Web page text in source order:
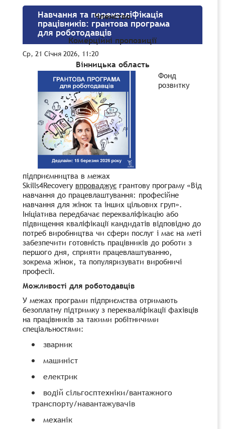
Членство
Комерційні пропозиції
Вінницька область
Навчання та перекваліфікація
працівників: грантова програма
для роботодавців
Ср, 21 Січня 2026, 11:20
Фонд
розвитку
підприємництва в межах
Skills4Recovery впроваджує грантову програму «Від
навчання до працевлаштування: професійне
навчання для жінок та інших цільових груп».
Ініціатива передбачає перекваліфікацію або
підвищення кваліфікації кандидатів відповідно до
потреб виробництва чи сфери послуг і має на меті
забезпечити готовність працівників до роботи з
першого дня, сприяти працевлаштуванню,
зокрема жінок, та популяризувати виробничі
професії.
Можливості для роботодавців
У межах програми підприємства отримають
безоплатну підтримку з перекваліфікації фахівців
на працівників за такими робітничими
спеціальностями:
зварник
машиніст
електрик
водій сільгосптехніки/вантажного
транспорту/навантажувачів
механік